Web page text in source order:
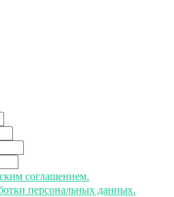
соглашением.
персональных данных.